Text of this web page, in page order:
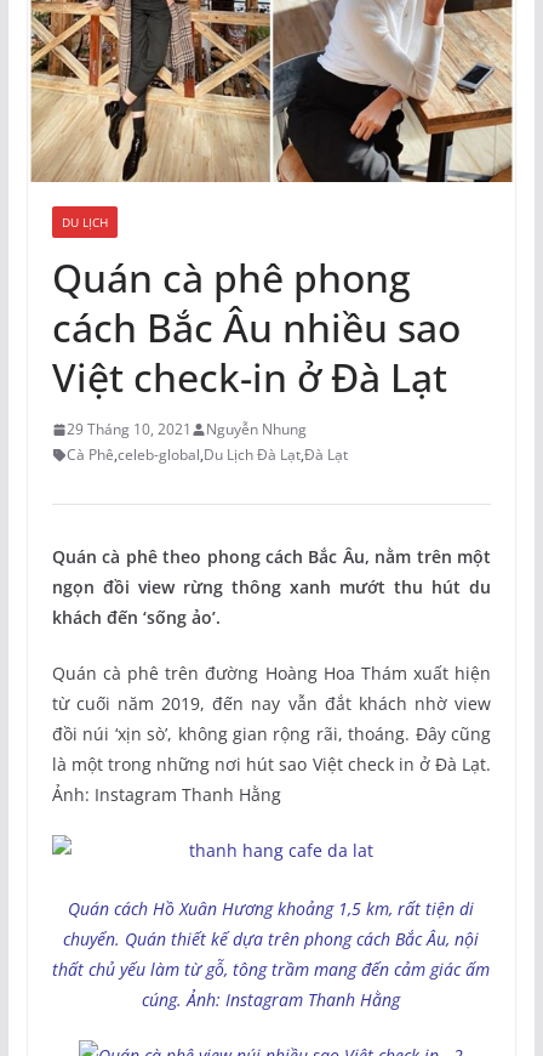
DU LỊCH
Quán cà phê phong
cách Bắc Âu nhiều sao
Việt check-in ở Đà Lạt
29 Tháng 10, 2021
Nguyễn Nhung
Cà Phê,celeb-global,Du Lịch Đà Lạt,Đà Lạt
Quán cà phê theo phong cách Bắc Âu, nằm trên một
ngọn đồi view rừng thông xanh mướt thu hút du
khách đến ‘sống ảo’.
Quán cà phê trên đường Hoàng Hoa Thám xuất hiện
từ cuối năm 2019, đến nay vẫn đắt khách nhờ view
đồi núi ‘xịn sò’, không gian rộng rãi, thoáng. Đây cũng
là một trong những nơi hút sao Việt check in ở Đà Lạt.
Ảnh: Instagram Thanh Hằng
Quán cách Hồ Xuân Hương khoảng 1,5 km, rất tiện di
chuyển. Quán thiết kế dựa trên phong cách Bắc Âu, nội
thất chủ yếu làm từ gỗ, tông trầm mang đến cảm giác ấm
cúng. Ảnh: Instagram Thanh Hằng